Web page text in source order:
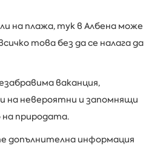
на плажа, тук в Албена може
това без да се налага да
ваканция,
на невероятни и запомнящи
природата.
допълнителна информация